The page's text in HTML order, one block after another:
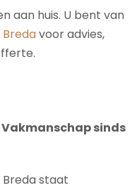
aan huis. U bent van
Bredavoor advies,
sinds
Breda staat